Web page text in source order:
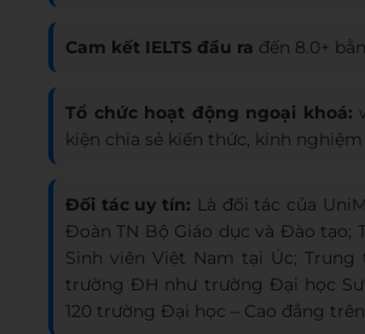
Cam kết IELTS đầu ra đến 8.0+
Tổ chức hoạt động ngoại khoá:
kiện chia sẻ kiến thức, kinh
Đối tác uy tín: Là đối tác của
Đoàn TN Bộ Giáo dục và Đào tạo;
Sinh viên Việt Nam tại Úc; Trung
trường ĐH như trường Đại học Sư
120 trường Đại học – Cao đẳng